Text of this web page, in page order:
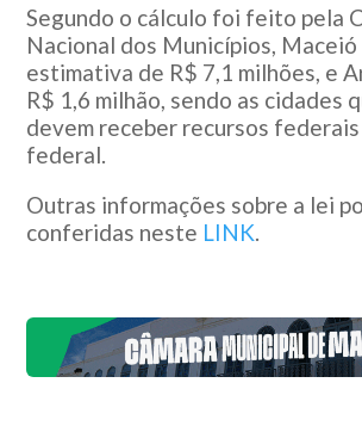
Segundo o cálculo foi feito pela
Nacional dos Municípios, Maceió
estimativa de R$ 7,1 milhões, e
R$ 1,6 milhão, sendo as cidades
devem receber recursos federais
federal.
Outras informações sobre a lei
conferidas neste LINK.